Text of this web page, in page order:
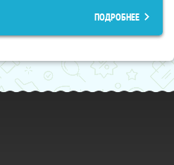
ПОДРОБНЕЕ